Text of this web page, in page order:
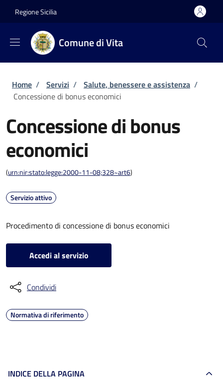
Regione Sicilia
Comune di Vita
Briciole di pane
Home / Servizi / Salute, benessere e assistenza /
Concessione di bonus economici
Concessione di bonus
economici
(urn:nir:stato:legge:2000-11-08;328~art6)
Servizio attivo
Procedimento di concessione di bonus economici
Accedi al servizio
Condividi
Normativa di riferimento
INDICE DELLA PAGINA